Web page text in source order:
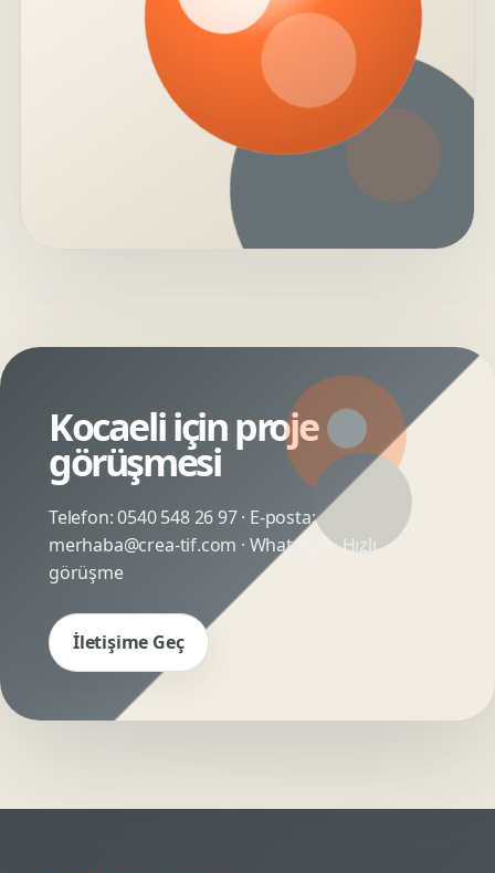
Kocaeli için proje
görüşmesi
Telefon:0540 548 26 97· E-posta:
merhaba@crea-tif.com · WhatsApp:Hızlı
görüşme
İletişime Geç